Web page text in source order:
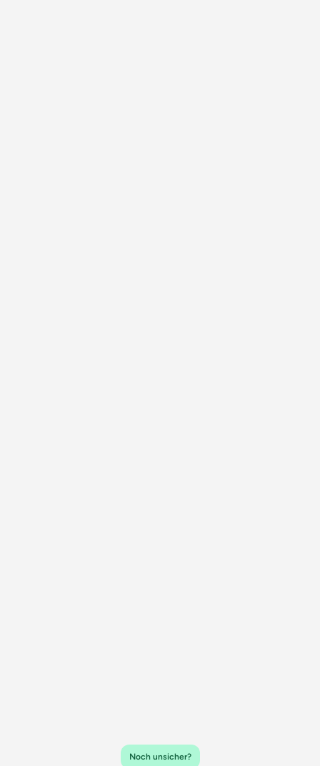
Noch unsicher?